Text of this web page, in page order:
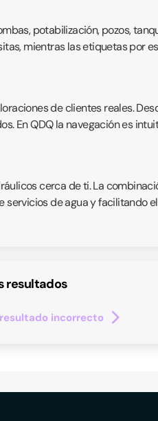
potabilización, pozos,
mientras las etiquetas por
de clientes reales.
En QDQ la navegación es
cerca de ti. La
de agua y facilitando
resultados
incorrecto